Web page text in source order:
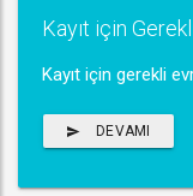
Kayıt için
Kayıt için gerekli
DEVAMI